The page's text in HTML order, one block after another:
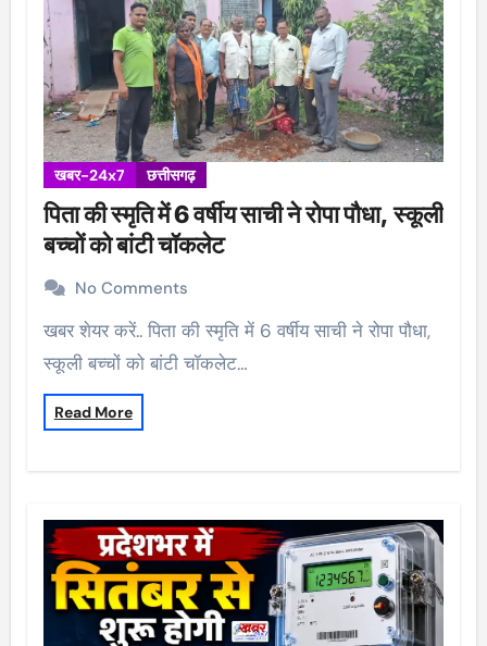
खबर-24x7 छत्तीसगढ़
पिता की स्मृति में 6 वर्षीय साची ने रोपा पौधा, स्कूली
बच्चों को बांटी चॉकलेट
No Comments
खबर शेयर करें.. पिता की स्मृति में 6 वर्षीय साची ने रोपा पौधा,
स्कूली बच्चों को बांटी चॉकलेट…
Read More